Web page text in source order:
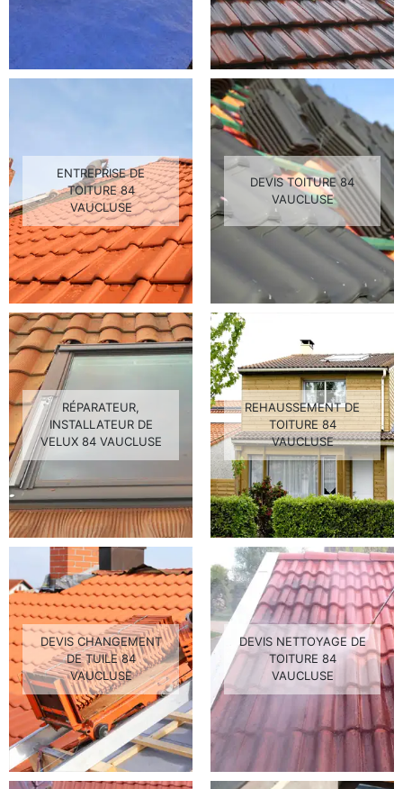
ENTREPRISE DE
TOITURE 84
VAUCLUSE
DEVIS TOITURE 84
VAUCLUSE
RÉPARATEUR,
INSTALLATEUR DE
VELUX 84 VAUCLUSE
REHAUSSEMENT DE
TOITURE 84
VAUCLUSE
DEVIS CHANGEMENT
DE TUILE 84
VAUCLUSE
DEVIS NETTOYAGE DE
TOITURE 84
VAUCLUSE